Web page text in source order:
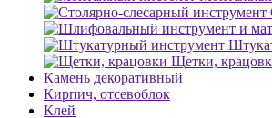
Щетки,
Камень декоративный
Кирпич, отсевоблок
Клей